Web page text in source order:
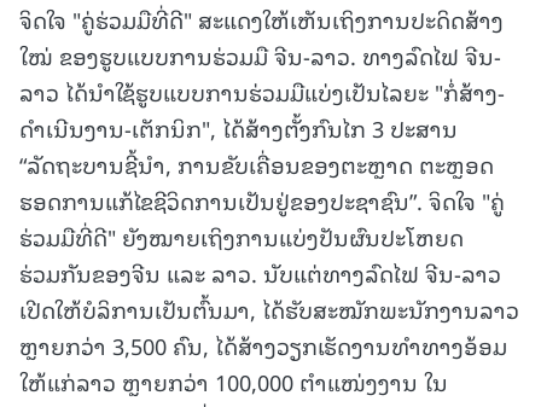
ຈິດໃຈ "ຄູ່ຮ່ວມມືທີ່ດີ" ສະແດງໃຫ້ເຫັນເຖິງການປະດິດສ້າງ
ໃໝ່ ຂອງຮູບແບບການຮ່ວມມື ຈີນ-ລາວ. ທາງລົດໄຟ ຈີນ-
ລາວ ໄດ້ນຳໃຊ້ຮູບແບບການຮ່ວມມືແບ່ງເປັນໄລຍະ "ກໍ່ສ້າງ-
ດຳເນີນງານ-ເຕັກນິກ", ໄດ້ສ້າງຕັ້ງກົນໄກ 3 ປະສານ
“ລັດຖະບານຊີ້ນໍາ, ການຂັບເຄື່ອນຂອງຕະຫຼາດ ຕະຫຼອດ
ຮອດການແກ້ໄຂຊີວິດການເປັນຢູ່ຂອງປະຊາຊົນ”. ຈິດໃຈ "ຄູ່
ຮ່ວມມືທີ່ດີ" ຍັງໝາຍເຖິງການແບ່ງປັນຜົນປະໂຫຍດ
ຮ່ວມກັນຂອງຈີນ ແລະ ລາວ. ນັບແຕ່ທາງລົດໄຟ ຈີນ-ລາວ
ເປີດໃຫ້ບໍລິການເປັນຕົ້ນມາ, ໄດ້ຮັບສະໝັກພະນັກງານລາວ
ຫຼາຍກວ່າ 3,500 ຄົນ, ໄດ້ສ້າງວຽກເຮັດງານທໍາທາງອ້ອມ
ໃຫ້ແກ່ລາວ ຫຼາຍກວ່າ 100,000 ຕໍາແໜ່ງງານ ໃນ